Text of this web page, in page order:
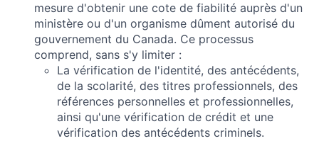
mesure d'obtenir une cote de fiabilité auprès d'un
ministère ou d'un organisme dûment autorisé du
gouvernement du Canada. Ce processus
comprend, sans s'y limiter :
La vérification de l'identité, des antécédents,
de la scolarité, des titres professionnels, des
références personnelles et professionnelles,
ainsi qu'une vérification de crédit et une
vérification des antécédents criminels.